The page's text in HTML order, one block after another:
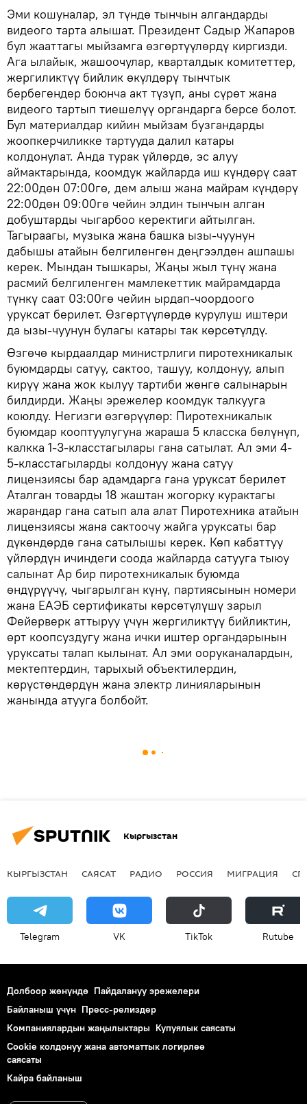
Эми кошуналар, эл түндө тынчын алгандарды
видеого тарта алышат. Президент Садыр Жапаров
бул жааттагы мыйзамга өзгөртүүлөрдү киргизди.
Ага ылайык, жашоочулар, кварталдык комитеттер,
жергиликтүү бийлик өкүлдөрү тынчтык
бербегендер боюнча акт түзүп, аны сүрөт жана
видеого тартып тиешелүү органдарга берсе болот.
Бул материалдар кийин мыйзам бузгандарды
жоопкерчиликке тартууда далил катары
колдонулат. Анда турак үйлөрдө, эс алуу
аймактарында, коомдук жайларда иш күндөрү саат
22:00дөн 07:00гө, дем алыш жана майрам күндөрү
22:00дөн 09:00гө чейин элдин тынчын алган
добуштарды чыгарбоо керектиги айтылган.
Тагыраагы, музыка жана башка ызы-чуунун
дабышы атайын белгиленген деңгээлден ашпашы
керек. Мындан тышкары, Жаңы жыл түнү жана
расмий белгиленген мамлекеттик майрамдарда
түнкү саат 03:00гө чейин ырдап-чоордоого
уруксат берилет. Өзгөртүүлөрдө курулуш иштери
да ызы-чуунун булагы катары так көрсөтүлдү.
Өзгөчө кырдаалдар министрлиги пиротехникалык
буюмдарды сатуу, сактоо, ташуу, колдонуу, алып
кирүү жана жок кылуу тартиби жөнгө салынарын
билдирди. Жаңы эрежелер коомдук талкууга
коюлду. Негизги өзгөрүүлөр: Пиротехникалык
буюмдар кооптуулугуна жараша 5 класска бөлүнүп,
калкка 1-3-класстагылары гана сатылат. Ал эми 4-
5-класстагыларды колдонуу жана сатуу
лицензиясы бар адамдарга гана уруксат берилет
Аталган товарды 18 жаштан жогорку курактагы
жарандар гана сатып ала алат Пиротехника атайын
лицензиясы жана сактоочу жайга уруксаты бар
дүкөндөрдө гана сатылышы керек. Көп кабаттуу
үйлөрдүн ичиндеги соода жайларда сатууга тыюу
салынат Ар бир пиротехникалык буюмда
өндүрүүчү, чыгарылган күнү, партиясынын номери
жана ЕАЭБ сертификаты көрсөтүлүшү зарыл
Фейерверк аттыруу үчүн жергиликтүү бийликтин,
өрт коопсуздугу жана ички иштер органдарынын
уруксаты талап кылынат. Ал эми ооруканалардын,
мектептердин, тарыхый объектилердин,
көрүстөндөрдүн жана электр линияларынын
жанында атууга болбойт.
Кыргызстан
КЫРГЫЗСТАН САЯСАТ РАДИО РОССИЯ МИГРАЦИЯ
Telegram VK ТikТоk Rutube
Долбоор жөнүндө Пайдалануу эрежелери
Байланыш үчүн Пресс-релиздер
Компаниялардын жаңылыктары Купуялык саясаты
Cookie колдонуу жана автоматтык логирлөө
саясаты
Кайра байланыш